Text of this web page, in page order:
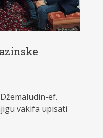
ef.
vakifa upisati